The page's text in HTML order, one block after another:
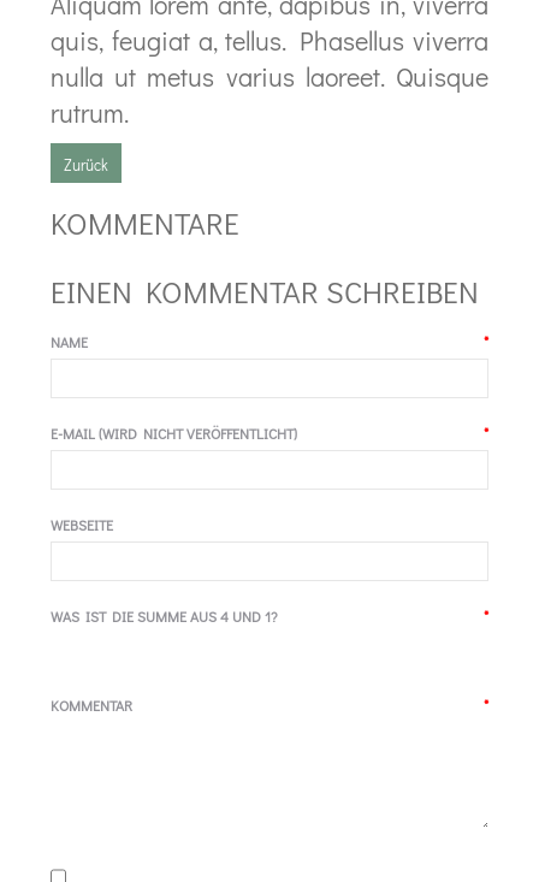
quis, feugiat a, tellus. Phasellus viverra
nulla ut metus varius laoreet. Quisque
rutrum.
Zurück
KOMMENTARE
EINEN KOMMENTAR SCHREIBEN
NAME *
E-MAIL (WIRD NICHT VERÖFFENTLICHT) *
WEBSEITE
WAS IST DIE SUMME AUS 4 UND 1? *
KOMMENTAR *